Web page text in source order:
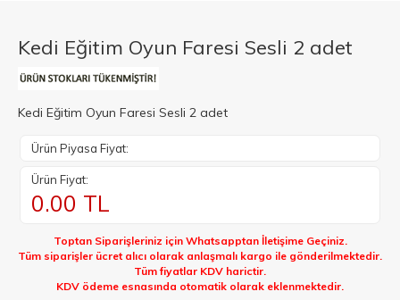
Kedi Eğitim Oyun Faresi Sesli 2 adet
Kedi Eğitim Oyun Faresi Sesli 2 adet
Ürün Piyasa Fiyat:
Ürün Fiyat:
0.00 TL
Toptan Siparişleriniz için Whatsapptan İletişime Geçiniz.
Tüm siparişler ücret alıcı olarak anlaşmalı kargo ile gönderilmektedir.
Tüm fiyatlar KDV harictir.
KDV ödeme esnasında otomatik olarak eklenmektedir.